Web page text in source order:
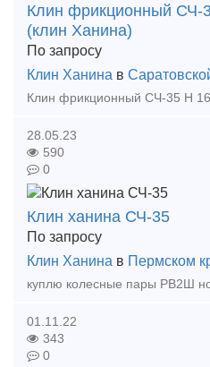
Клин фрикционный СЧ-
(клин Ханина)
По запросу
Клин Ханина в
28.05.23
590
0
Клин ханина СЧ-35
По запросу
Клин Ханина в Пермском
01.11.22
343
0